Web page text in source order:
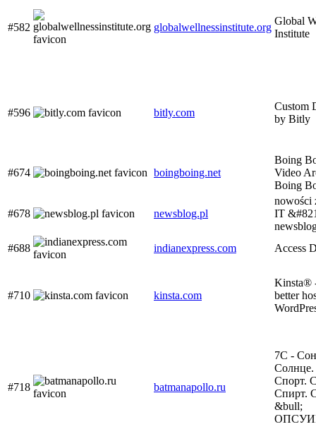
#582 globalwellnessinstitute.org
Global
Institute
#596 bitly.com
Custom
by Bitly
#674 boingboing.net
Boing
Video
Boing
#678 newsblog.pl
nowości
IT
#688
indianexpress.com Access
#710 kinsta.com
Kinsta®
better
#718 batmanapollo.ru
7С -
Солнце.
Спорт.
Спирт.
&bull;